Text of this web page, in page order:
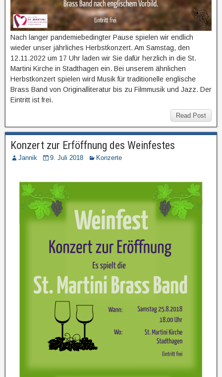
Nach langer pandemiebedingter Pause spielen wir endlich
wieder unser jährliches Herbstkonzert. Am Samstag, den
12.11.2022 um 17 Uhr laden wir Sie dafür herzlich in die St.
Martini Kirche in Stadthagen ein. Bei unserem ähnlichen
Herbstkonzert spielen wird Musik für traditionelle englische
Brass Band von Originalliteratur bis zu Filmmusik und Jazz. Der
Eintritt ist frei.
Read Post
Konzert zur Erföffnung des Weinfestes
Jannik 9. Juli 2018 Konzerte